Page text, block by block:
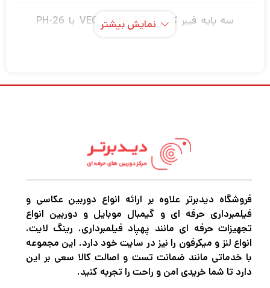
سه پایه فیبر کربنی VEO 2 Pro 233 با PH-26
است که ظرفیت بارگیری 13.2 پوندی را ارائه می
دهد و تا حداکثر ارتفاع 61 اینچ گسترش می یابد،
اما برای حمل و نقل و ذخیره سازی آسان تا اندازه
25.4 اینچی جمع می شود.
اگر در حرفه عکاسی و فیلمبرداری مشغول به
فعالیت هستید قطعاً برای این که بتوانید عکس
نمایش بیشتر
فروشگاه دیدبرتر علاوه بر ارائه انواع دوربین عکاسی و
فیلمبرداری حرفه ای و گیمبال موبایل و دوربین انواع
تجهیزات حرفه ای مانند پهپاد فیلمبرداری، رینگ لایت،
انواع لنز و میکرفون را نیز در سایت خود دارد. این مجموعه
با خدماتی مانند ضمانت تست و اصالت کالا سعی بر این
دارد تا شما خریدی امن و راحت را تجربه کنید.